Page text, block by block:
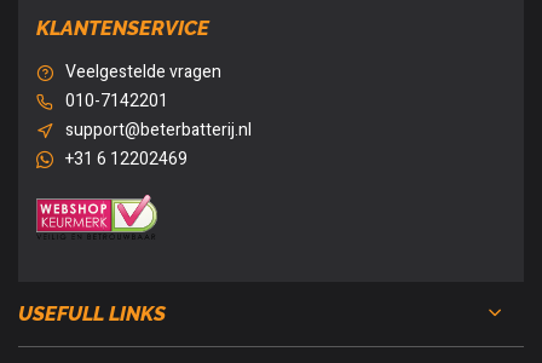
KLANTENSERVICE
Veelgestelde vragen
010-7142201
support@beterbatterij.nl
+31 6 12202469
USEFULL LINKS